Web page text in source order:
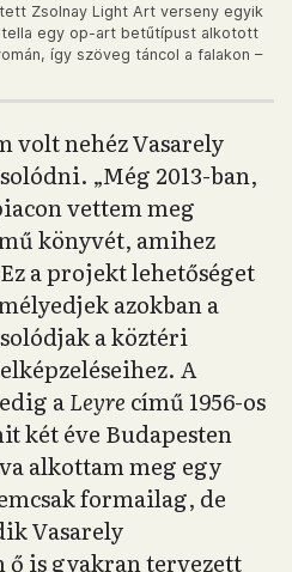
Zsolnay Light Art verseny egyik
egy op-art betűtípust alkotott
így szöveg táncol a falakon –
volt nehéz Vasarely
„Még 2013-ban,
vettem meg
könyvét, amihez
a projekt lehetőséget
azokban a
a köztéri
A
aLeyre című 1956-os
két éve Budapesten
alkottam meg egy
formailag, de
Vasarely
ő is gyakran tervezett